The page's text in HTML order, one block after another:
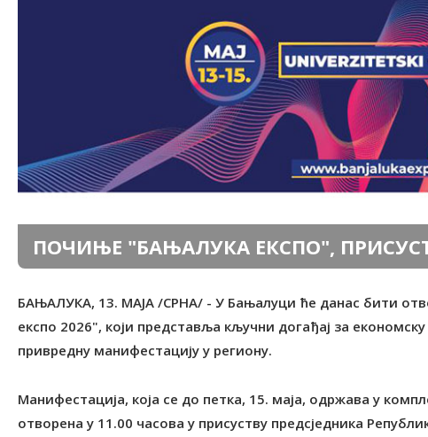
ПОЧИЊЕ "БАЊАЛУКА ЕКСПО",
БАЊАЛУКА, 13. МАЈА /СРНА/ - У Бањалуци ће данас бити
експо 2026", који представља кључни догађај за
привредну манифестацију у региону.
Манифестација, која се до петка, 15. маја, одржава у
отворена у 11.00 часова у присуству предсједника